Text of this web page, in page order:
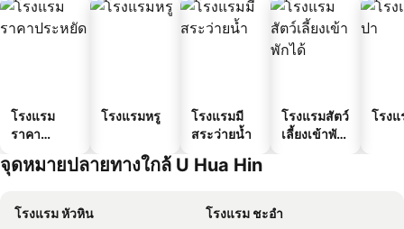
โรงแรม
ราคา
โรงแรมหรู
โรงแรมมี
สระว่ายน้ำ
โรงแรมสัตว์
เลี้ยงเข้าพัก
โรง
จุดหมายปลายทางใกล้ U Hua Hin
โรงแรม หัวหิน
โรงแรม ชะอำ